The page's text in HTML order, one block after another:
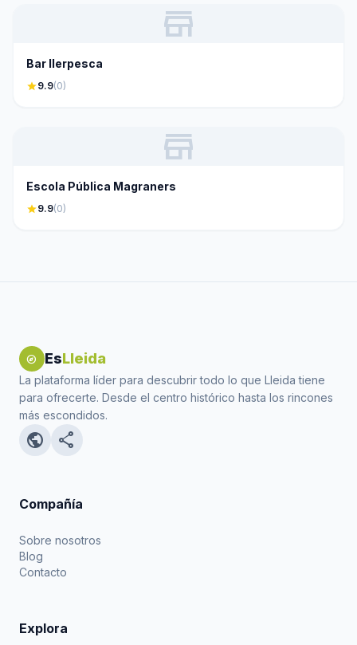
store
Bar Ilerpesca
star9.9(0)
store
Escola Pública Magraners
star9.9(0)
explore EsLleida
La plataforma líder para descubrir todo lo que Lleida tiene
para ofrecerte. Desde el centro histórico hasta los rincones
más escondidos.
public share
Compañía
Sobre nosotros
Blog
Contacto
Explora